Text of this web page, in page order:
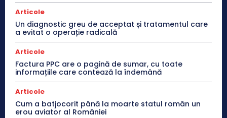
Articole
Un diagnostic greu de acceptat și tratamentul care
a evitat o operație radicală
Articole
Factura PPC are o pagină de sumar, cu toate
informațiile care contează la îndemână
Articole
Cum a batjocorit până la moarte statul român un
erou aviator al României